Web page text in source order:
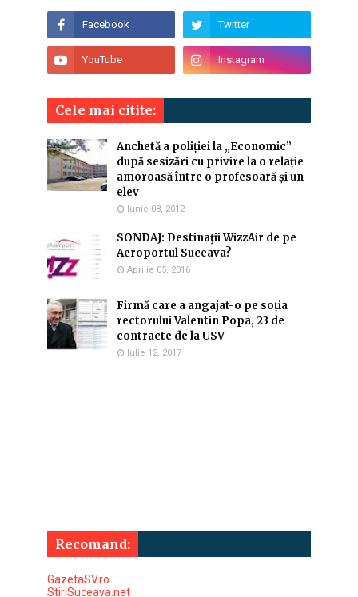
Cele mai citite:
Anchetă a poliției la „Economic”
după sesizări cu privire la o relație
amoroasă între o profesoară și un
elev
Iunie 08, 2012
SONDAJ: Destinaţii WizzAir de pe
Aeroportul Suceava?
Aprilie 05, 2016
Firmă care a angajat-o pe soția
rectorului Valentin Popa, 23 de
contracte de la USV
Iulie 12, 2017
Recomand:
GazetaSV.ro
StiriSuceava.net